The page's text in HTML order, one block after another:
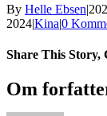
By Helle Ebsen|
2024|Kina|0
Share This Story,
Facebook
X
Reddit
LinkedIn
WhatsApp
Telegram
Tumblr
Pinterest
Vk
Xing
E-
mail
Om